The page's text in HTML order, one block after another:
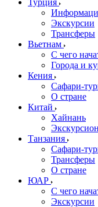
Турция
Экскурсии
Трансферы
Вьетнам
С чего
Города и
Кения
Сафари-
О стране
Китай
Хайнань
Танзания
Сафари-
Трансферы
О стране
ЮАР
С чего
Экскурсии